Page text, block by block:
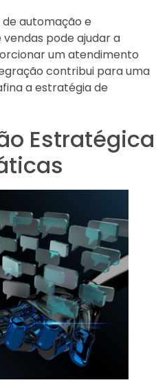
automação e
pode ajudar a
um atendimento
contribui para uma
a estratégia de
Estratégica